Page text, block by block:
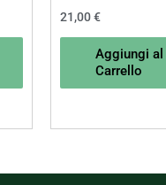
21,00€
Aggiungi al
Carrello